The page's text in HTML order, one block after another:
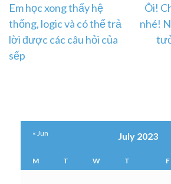
Post
navigation
Em học xong thấy hệ
thống, logic và có thể trả
lời được các câu hỏi của
sếp
Ôi!
nhé!
July 2023
M T W T F
« Jun